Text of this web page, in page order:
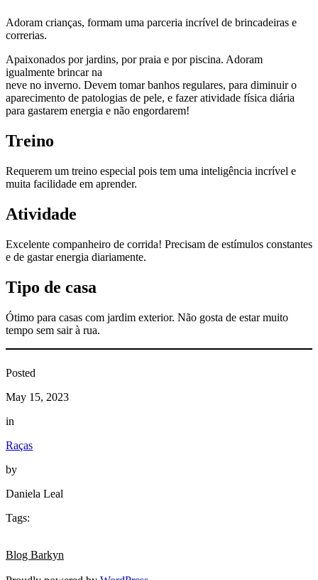
Adoram crianças, formam uma parceria incrível de brincadeiras e
correrias.
Apaixonados por jardins, por praia e por piscina. Adoram
igualmente brincar na
neve no inverno. Devem tomar banhos regulares, para diminuir o
aparecimento de patologias de pele, e fazer atividade física diária
para gastarem energia e não engordarem!
Treino
Requerem um treino especial pois tem uma inteligência incrível e
muita facilidade em aprender.
Atividade
Excelente companheiro de corrida! Precisam de estímulos constantes
e de gastar energia diariamente.
Tipo de casa
Ótimo para casas com jardim exterior. Não gosta de estar muito
tempo sem sair à rua.
Posted
May 15, 2023
in
Raças
by
Daniela Leal
Tags:
Blog Barkyn